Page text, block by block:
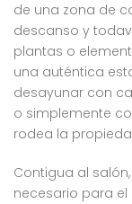
de una zona de
descanso y
plantas o
una auténtica
desayunar con
o simplemente
rodea la
Contigua al
necesario para